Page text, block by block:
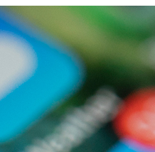
발사체 발사"
대야도 계속[내일날씨]
폭염 취소…11일 재개
美의 대한국 무역적자 있어"
…초유의 압수수색에 '충격·당황'
경신…영등포 순간 '40도'
수색…내란 중요임무종사 혐의